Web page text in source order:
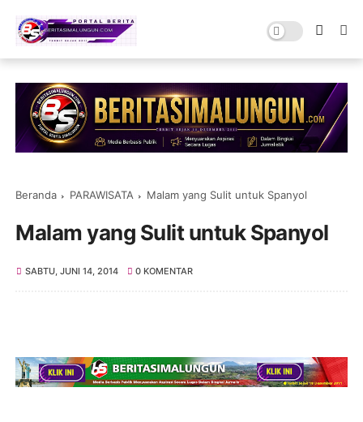
Beranda PARAWISATA Malam yang Sulit untuk Spanyol
Malam yang Sulit untuk Spanyol
SABTU, JUNI 14, 2014 0 KOMENTAR